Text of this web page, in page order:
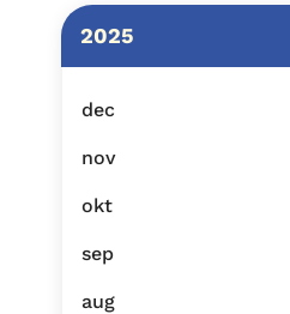
2025
dec
nov
okt
sep
aug